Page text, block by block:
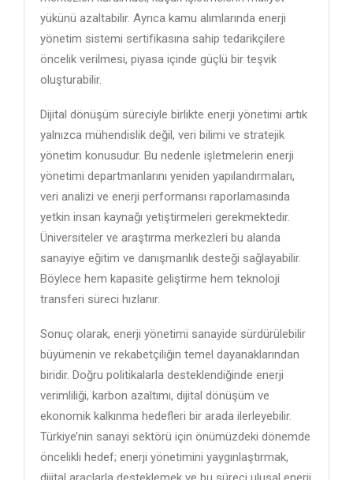
yükünü azaltabilir. Ayrıca kamu alımlarında enerji
yönetim sistemi sertifikasına sahip tedarikçilere
öncelik verilmesi, piyasa içinde güçlü bir teşvik
oluşturabilir.
Dijital dönüşüm süreciyle birlikte enerji yönetimi artık
yalnızca mühendislik değil, veri bilimi ve stratejik
yönetim konusudur. Bu nedenle işletmelerin enerji
yönetimi departmanlarını yeniden yapılandırmaları,
veri analizi ve enerji performansı raporlamasında
yetkin insan kaynağı yetiştirmeleri gerekmektedir.
Üniversiteler ve araştırma merkezleri bu alanda
sanayiye eğitim ve danışmanlık desteği sağlayabilir.
Böylece hem kapasite geliştirme hem teknoloji
transferi süreci hızlanır.
Sonuç olarak, enerji yönetimi sanayide sürdürülebilir
büyümenin ve rekabetçiliğin temel dayanaklarından
biridir. Doğru politikalarla desteklendiğinde enerji
verimliliği, karbon azaltımı, dijital dönüşüm ve
ekonomik kalkınma hedefleri bir arada ilerleyebilir.
Türkiye’nin sanayi sektörü için önümüzdeki dönemde
öncelikli hedef; enerji yönetimini yaygınlaştırmak,